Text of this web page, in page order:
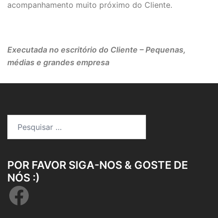
acompanhamento muito próximo do Cliente.
Executada no escritório do Cliente – Pequenas,
médias e grandes empresa
POR FAVOR SIGA-NOS & GOSTE DE
NÓS :)
Facebook